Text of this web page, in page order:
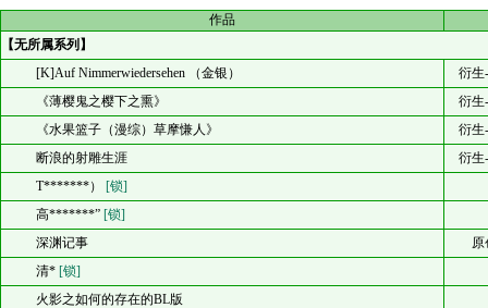
作品
【无所属系列】
[K]Auf Nimmerwiedersehen （金银）
衍生
《薄樱鬼之樱下之熏》
衍生
《水果篮子（漫综）草摩慊人》
衍生
断浪的射雕生涯
衍生
T*******） [锁]
高*******” [锁]
深渊记事
原
清* [锁]
火影之如何的存在的BL版